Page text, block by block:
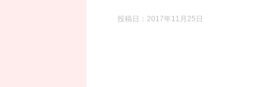
投稿日： 2017年11月25日